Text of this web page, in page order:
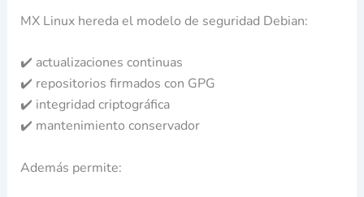
MX Linux hereda el modelo de seguridad Debian:
✔️ actualizaciones continuas
✔️ repositorios firmados con GPG
✔️ integridad criptográfica
✔️ mantenimiento conservador
Además permite: